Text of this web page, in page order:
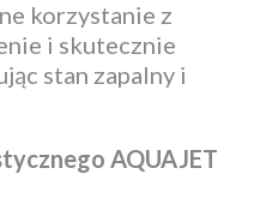
korzystanie z
i skutecznie
stan zapalny i
AQUAJET